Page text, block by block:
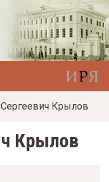
Крылов
Крылов